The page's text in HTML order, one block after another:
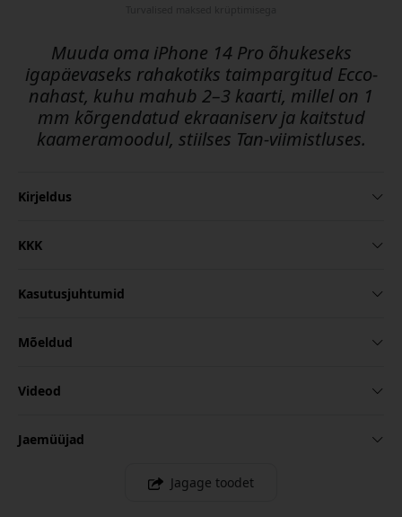
Muuda oma iPhone 14 Pro õhukeseks
igapäevaseks rahakotiks taimpargitud Ecco-
nahast, kuhu mahub 2–3 kaarti, millel on 1
mm kõrgendatud ekraaniserv ja kaitstud
kaameramoodul, stiilses Tan-viimistluses.
Kirjeldus
KKK
Kasutusjuhtumid
Mõeldud
Videod
Jaemüüjad
Jagage toodet